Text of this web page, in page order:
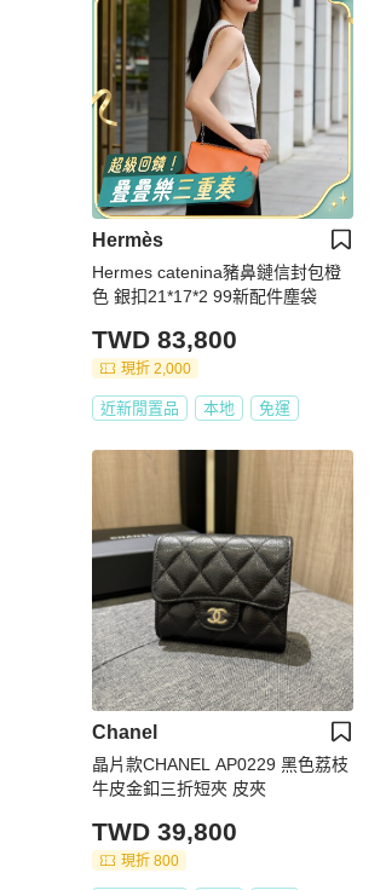
Hermès
Hermes catenina豬鼻鏈信封包橙
色 銀扣21*17*2 99新配件塵袋
TWD 83,800
現折 2,000
近新閒置品 本地 免運
Chanel
晶片款CHANEL AP0229 黑色荔枝
牛皮金釦三折短夾 皮夾
TWD 39,800
現折 800